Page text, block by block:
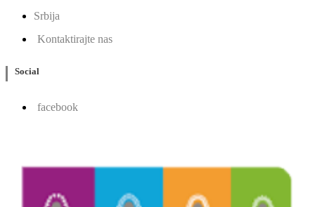
Srbija
Kontaktirajte nas
Social
facebook